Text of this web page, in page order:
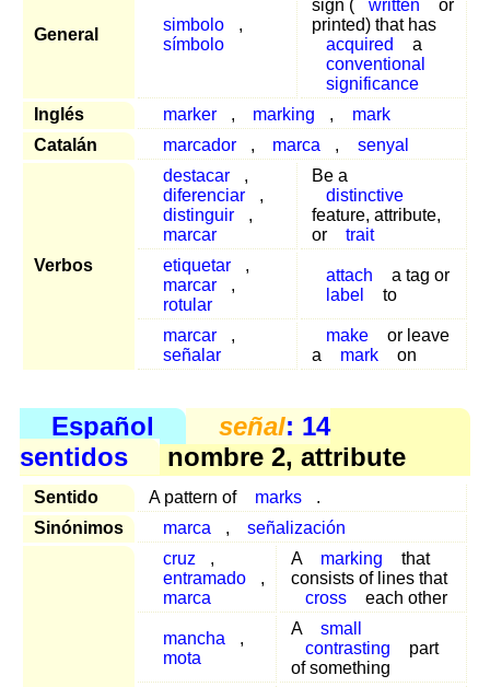
General
simbolo
,
símbolo
sign (
written
or
printed) that has
acquired
a
conventional
significance
Inglés
marker , marking ,
mark
Catalán
marcador , marca , senyal
Verbos
destacar
,
diferenciar
,
distinguir
,
marcar
Be a
distinctive
feature, attribute,
or
trait
etiquetar
,
marcar
,
rotular
attach
a tag or
label
to
marcar
,
señalar
make
or leave
a
mark on
Español señal: 14
sentidos
nombre 2, attribute
Sentido A pattern of marks
.
Sinónimos
marca ,
señalización
cruz
,
entramado
,
marca
A marking
that
consists of lines that
cross
each other
mancha
,
mota
A
small
contrasting
part
of something